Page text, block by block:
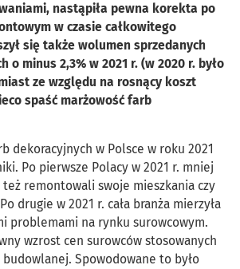
nastąpiła pewna korekta po
w czasie całkowitego
się także wolumen sprzedanych
o minus 2,3% w 2021 r. (w 2020 r. było
ze względu na rosnący koszt
spaść marżowość farb
dekoracyjnych w Polsce w roku 2021
Po pierwsze Polacy w 2021 r. mniej
remontowali swoje mieszkania czy
drugie w 2021 r. cała branża mierzyła
problemami na rynku surowcowym.
wzrost cen surowców stosowanych
Spowodowane to było